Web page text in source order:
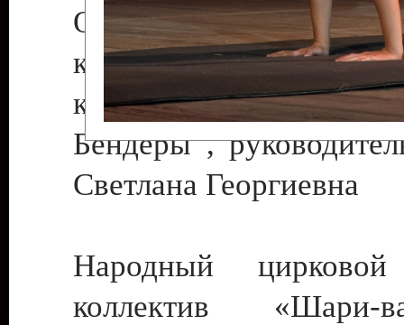
Образцовый
коллектив
культуры с.
Бендеры ,
Светлана Георгиевна
Народный цирковой
коллектив